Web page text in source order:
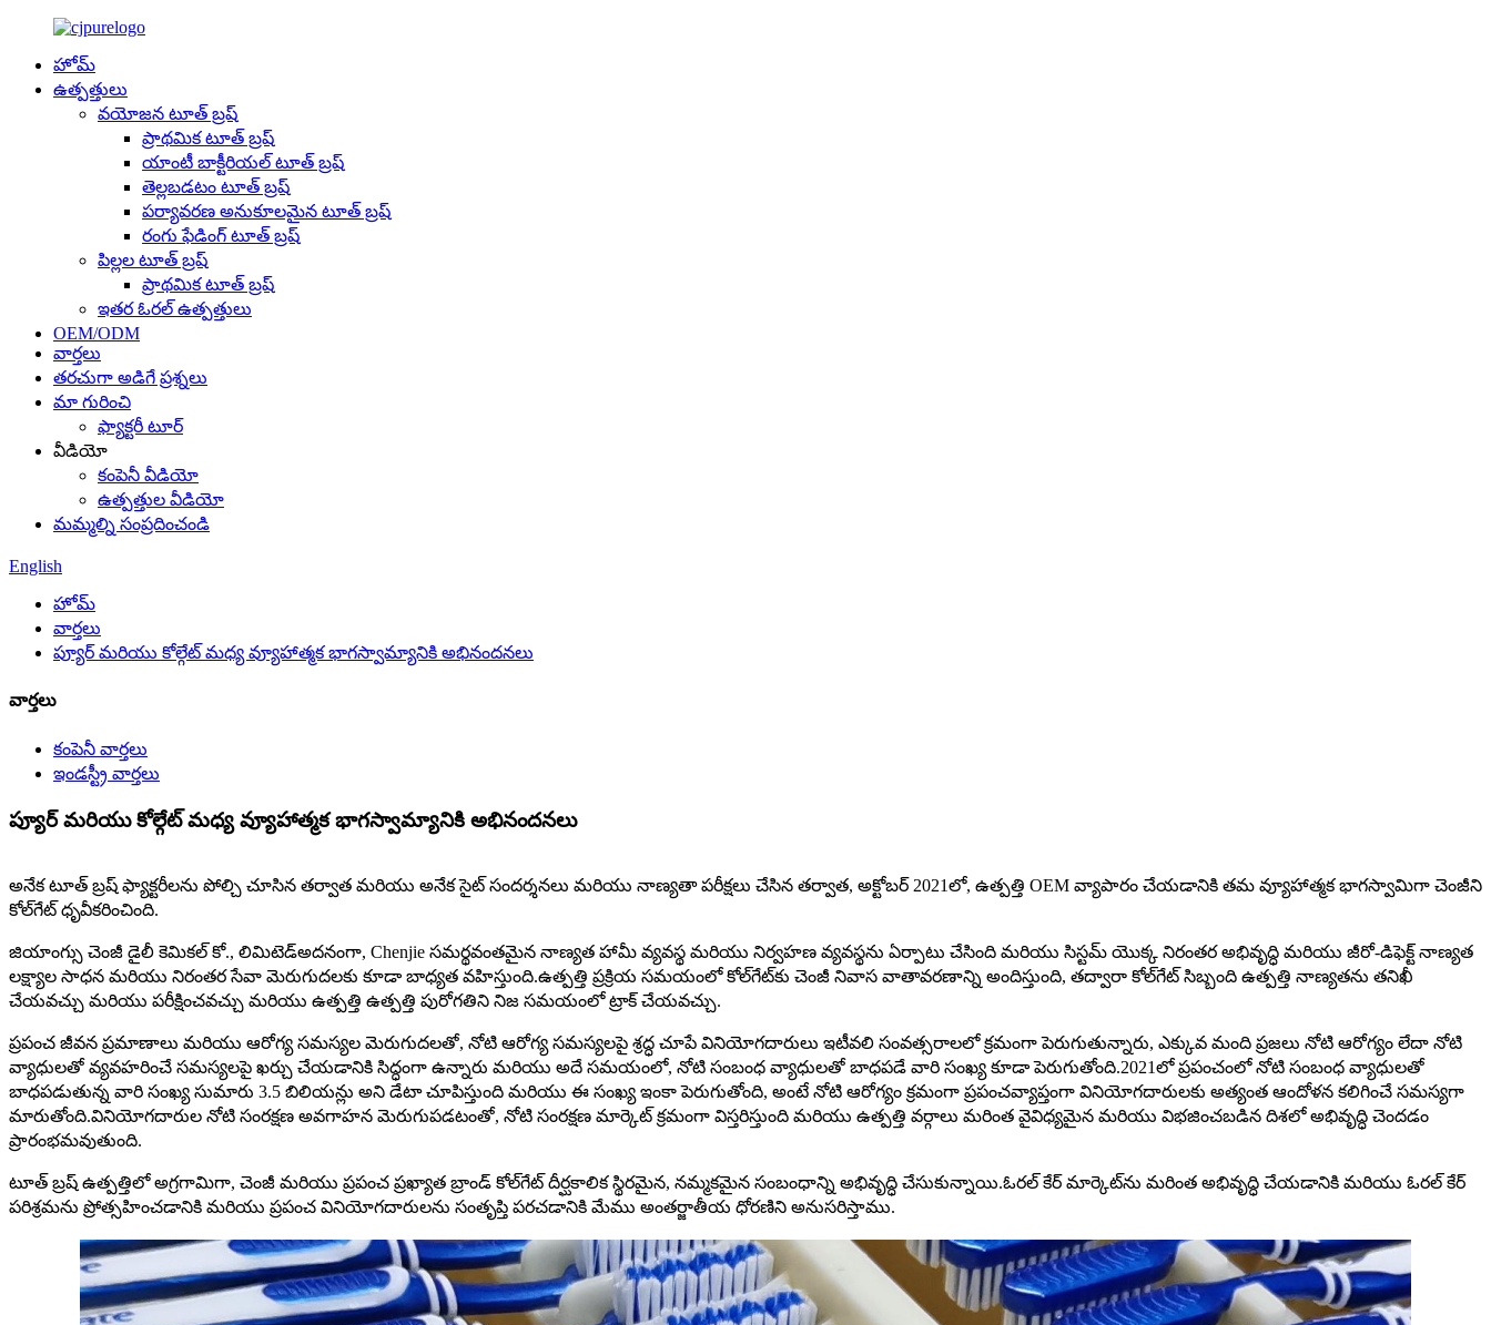
హోమ్
ఉత్పత్తులు
వయోజన టూత్ బ్రష్
ప్రాథమిక టూత్ బ్రష్
యాంటీ బాక్టీరియల్ టూత్ బ్రష్
తెల్లబడటం టూత్ బ్రష్
పర్యావరణ అనుకూలమైన టూత్ బ్రష్
రంగు ఫేడింగ్ టూత్ బ్రష్
పిల్లల టూత్ బ్రష్
ప్రాథమిక టూత్ బ్రష్
ఇతర ఓరల్ ఉత్పత్తులు
OEM/ODM
వార్తలు
తరచుగా అడిగే ప్రశ్నలు
మా గురించి
ఫ్యాక్టరీ టూర్
వీడియో
కంపెనీ వీడియో
ఉత్పత్తుల వీడియో
మమ్మల్ని సంప్రదించండి
English
హోమ్
వార్తలు
ప్యూర్ మరియు కోల్గేట్ మధ్య వ్యూహాత్మక భాగస్వామ్యానికి అభినందనలు
వార్తలు
కంపెనీ వార్తలు
ఇండస్ట్రీ వార్తలు
ప్యూర్ మరియు కోల్గేట్ మధ్య వ్యూహాత్మక భాగస్వామ్యానికి అభినందనలు
అనేక టూత్ బ్రష్ ఫ్యాక్టరీలను పోల్చి చూసిన తర్వాత మరియు అనేక సైట్ సందర్శనలు మరియు నాణ్యతా పరీక్షలు చేసిన తర్వాత, అక్టోబర్ 2021లో, ఉత్పత్తి OEM వ్యాపారం చేయడానికి తమ వ్యూహాత్మక భాగస్వామిగా చెంజీని
కోల్‌గేట్ ధృవీకరించింది.
జియాంగ్సు చెంజీ డైలీ కెమికల్ కో., లిమిటెడ్అదనంగా, Chenjie సమర్థవంతమైన నాణ్యత హామీ వ్యవస్థ మరియు నిర్వహణ వ్యవస్థను ఏర్పాటు చేసింది మరియు సిస్టమ్ యొక్క నిరంతర అభివృద్ధి మరియు జీరో-డిఫెక్ట్ నాణ్యత
లక్ష్యాల సాధన మరియు నిరంతర సేవా మెరుగుదలకు కూడా బాధ్యత వహిస్తుంది.ఉత్పత్తి ప్రక్రియ సమయంలో కోల్‌గేట్‌కు చెంజీ నివాస వాతావరణాన్ని అందిస్తుంది, తద్వారా కోల్‌గేట్ సిబ్బంది ఉత్పత్తి నాణ్యతను తనిఖీ
చేయవచ్చు మరియు పరీక్షించవచ్చు మరియు ఉత్పత్తి ఉత్పత్తి పురోగతిని నిజ సమయంలో ట్రాక్ చేయవచ్చు.
ప్రపంచ జీవన ప్రమాణాలు మరియు ఆరోగ్య సమస్యల మెరుగుదలతో, నోటి ఆరోగ్య సమస్యలపై శ్రద్ధ చూపే వినియోగదారులు ఇటీవలి సంవత్సరాలలో క్రమంగా పెరుగుతున్నారు, ఎక్కువ మంది ప్రజలు నోటి ఆరోగ్యం లేదా నోటి
వ్యాధులతో వ్యవహరించే సమస్యలపై ఖర్చు చేయడానికి సిద్ధంగా ఉన్నారు మరియు అదే సమయంలో, నోటి సంబంధ వ్యాధులతో బాధపడే వారి సంఖ్య కూడా పెరుగుతోంది.2021లో ప్రపంచంలో నోటి సంబంధ వ్యాధులతో
బాధపడుతున్న వారి సంఖ్య సుమారు 3.5 బిలియన్లు అని డేటా చూపిస్తుంది మరియు ఈ సంఖ్య ఇంకా పెరుగుతోంది, అంటే నోటి ఆరోగ్యం క్రమంగా ప్రపంచవ్యాప్తంగా వినియోగదారులకు అత్యంత ఆందోళన కలిగించే సమస్యగా
మారుతోంది.వినియోగదారుల నోటి సంరక్షణ అవగాహన మెరుగుపడటంతో, నోటి సంరక్షణ మార్కెట్ క్రమంగా విస్తరిస్తుంది మరియు ఉత్పత్తి వర్గాలు మరింత వైవిధ్యమైన మరియు విభజించబడిన దిశలో అభివృద్ధి చెందడం
ప్రారంభమవుతుంది.
టూత్ బ్రష్ ఉత్పత్తిలో అగ్రగామిగా, చెంజీ మరియు ప్రపంచ ప్రఖ్యాత బ్రాండ్ కోల్‌గేట్ దీర్ఘకాలిక స్థిరమైన, నమ్మకమైన సంబంధాన్ని అభివృద్ధి చేసుకున్నాయి.ఓరల్ కేర్ మార్కెట్‌ను మరింత అభివృద్ధి చేయడానికి మరియు ఓరల్ కేర్
పరిశ్రమను ప్రోత్సహించడానికి మరియు ప్రపంచ వినియోగదారులను సంతృప్తి పరచడానికి మేము అంతర్జాతీయ ధోరణిని అనుసరిస్తాము.